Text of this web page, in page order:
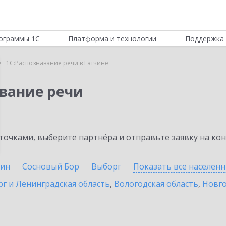
1С Платформа и технологии Поддержка
1С:Распознавание речи в Гатчине
речи
выберите партнёра и отправьте заявку на
Сосновый Бор Выборг Показать все
и Ленинградская область, Вологодская область,